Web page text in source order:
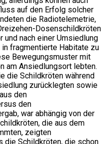
auf den Erfolg solcher
die Radiotelemetrie,
Dosenschildkröten
und nach einer Umsiedlung
fragmentierte Habitate zu
Bewegungsmuster mit
am Ansiedlungsort lebten.
die Schildkröten während
zurücklegten sowie
den
den
war abhängig von der
die aus dem
zeigten
die Schildkröten, die schon